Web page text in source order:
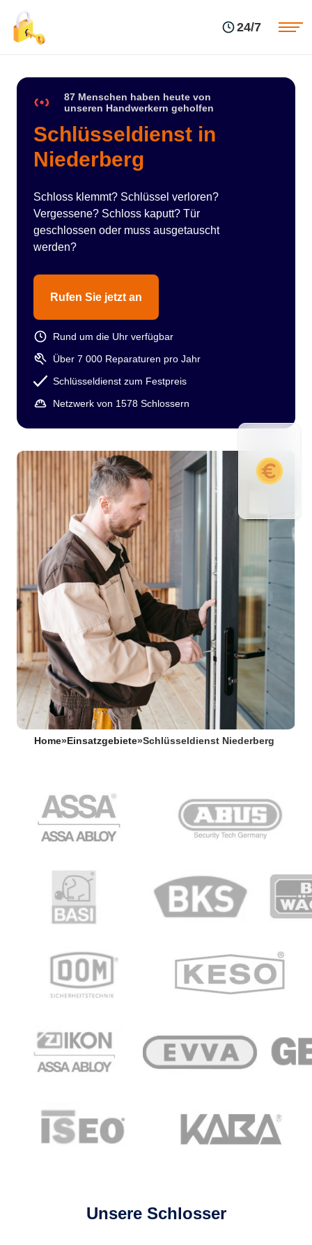
24/7
87 Menschen haben heute von
unseren Handwerkern geholfen
Schlüsseldienst in
Niederberg
Schloss klemmt? Schlüssel verloren?
Vergessene? Schloss kaputt? Tür
geschlossen oder muss ausgetauscht
werden?
Rufen Sie jetzt an
Rund um die Uhr verfügbar
Über 7 000 Reparaturen pro Jahr
Schlüsseldienst zum Festpreis
Netzwerk von 1578 Schlossern
Home» Einsatzgebiete»Schlüsseldienst Niederberg
Unsere Schlosser